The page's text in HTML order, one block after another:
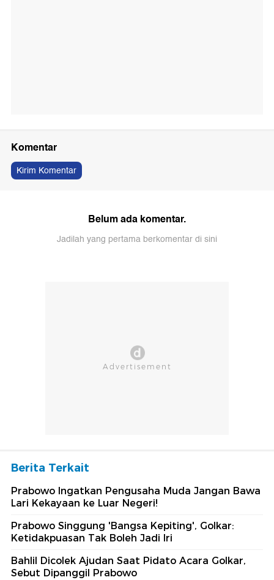
Komentar
Kirim Komentar
Belum ada komentar.
Jadilah yang pertama berkomentar di sini
Berita Terkait
Prabowo Ingatkan Pengusaha Muda Jangan Bawa
Lari Kekayaan ke Luar Negeri!
Prabowo Singgung 'Bangsa Kepiting', Golkar:
Ketidakpuasan Tak Boleh Jadi Iri
Bahlil Dicolek Ajudan Saat Pidato Acara Golkar,
Sebut Dipanggil Prabowo